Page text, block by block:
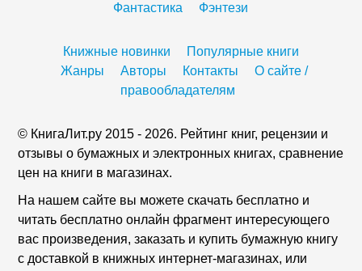
Фантастика
Фэнтези
Книжные новинки
Популярные книги
Жанры
Авторы Контакты
О сайте /
правообладателям
© КнигаЛит.ру 2015 - 2026. Рейтинг книг, рецензии и
отзывы о бумажных и электронных книгах, сравнение
цен на книги в магазинах.
На нашем сайте вы можете скачать бесплатно и
читать бесплатно онлайн фрагмент интересующего
вас произведения, заказать и купить бумажную книгу
с доставкой в книжных интернет-магазинах, или